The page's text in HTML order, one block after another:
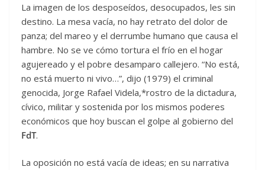
La imagen de los desposeídos, desocupados, les sin
destino. La mesa vacía, no hay retrato del dolor de
panza; del mareo y el derrumbe humano que causa el
hambre. No se ve cómo tortura el frío en el hogar
agujereado y el pobre desamparo callejero. “No está,
no está muerto ni vivo…”, dijo (1979) el criminal
genocida, Jorge Rafael Videla,*rostro de la dictadura,
cívico, militar y sostenida por los mismos poderes
económicos que hoy buscan el golpe al gobierno del
FdT.
La oposición no está vacía de ideas; en su narrativa